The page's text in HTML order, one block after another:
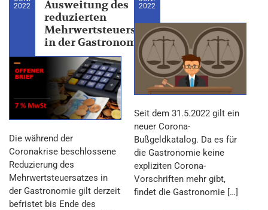
2022
Ausweitung des
reduzierten
Mehrwertsteuersatzes
in der Gastronomie
Die während der
Coronakrise beschlossene
Reduzierung des
Mehrwertsteuersatzes in
der Gastronomie gilt derzeit
befristet bis Ende des
2022
Seit dem 31.5.2022 gilt ein
neuer Corona-
Bußgeldkatalog. Da es für
die Gastronomie keine
expliziten Corona-
Vorschriften mehr gibt,
findet die Gastronomie […]